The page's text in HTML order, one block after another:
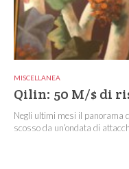
MISCELLANEA
Qilin: 50 M/$ di
Negli ultimi mesi il panorama
scosso da un’ondata di